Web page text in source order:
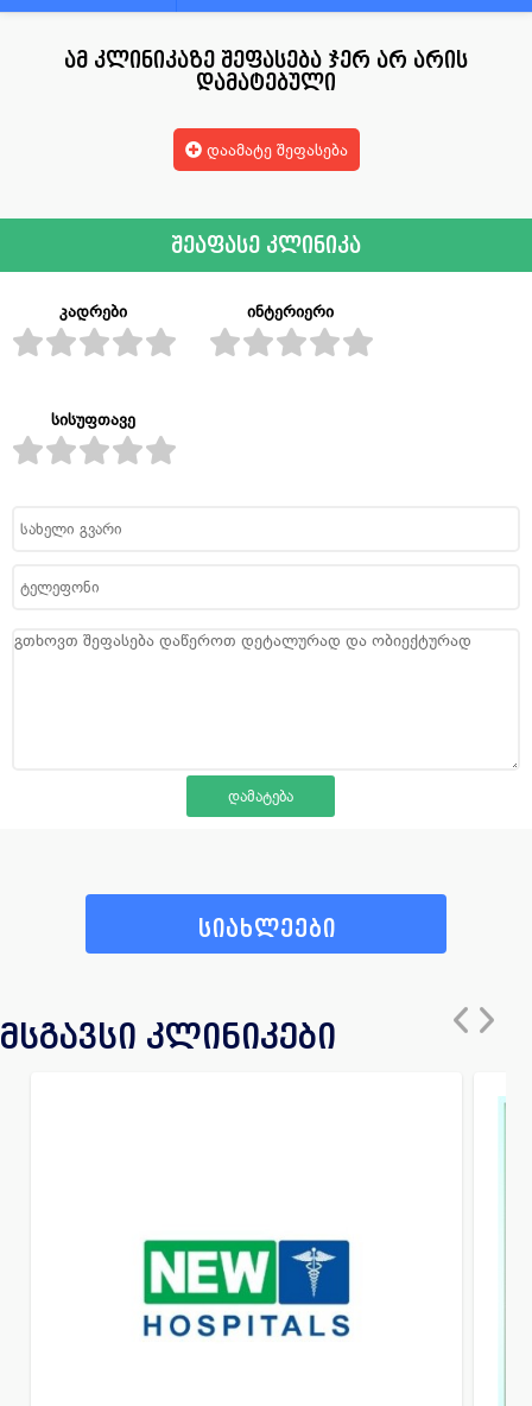
ამ კლინიკაზე შეფასება ჯერ არ არის
დამატებული
დაამატე შეფასება
შეაფასე კლინიკა
კადრები ინტერიერი
სისუფთავე
სიახლეები
მსგავსი კლინიკები